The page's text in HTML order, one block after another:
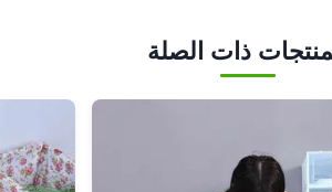
ذات الصلة